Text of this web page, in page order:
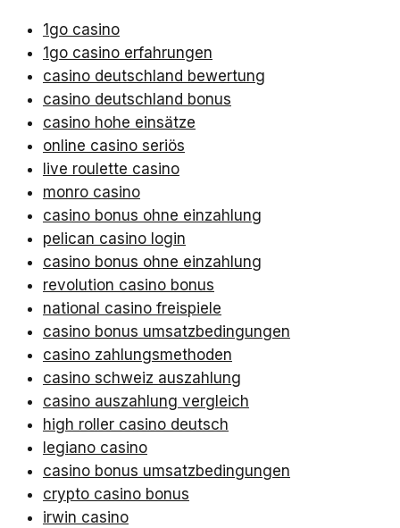
1go casino
1go casino erfahrungen
casino deutschland bewertung
casino deutschland bonus
casino hohe einsätze
online casino seriös
live roulette casino
monro casino
casino bonus ohne einzahlung
pelican casino login
casino bonus ohne einzahlung
revolution casino bonus
national casino freispiele
casino bonus umsatzbedingungen
casino zahlungsmethoden
casino schweiz auszahlung
casino auszahlung vergleich
high roller casino deutsch
legiano casino
casino bonus umsatzbedingungen
crypto casino bonus
irwin casino